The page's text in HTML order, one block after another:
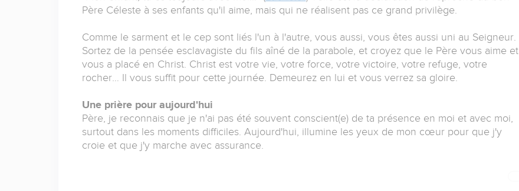
Père Céleste à ses enfants qu'il aime, mais qui ne réalisent pas ce grand privilège.
Comme le sarment et le cep sont liés l'un à l'autre, vous aussi, vous êtes aussi uni au Seigneur.
Sortez de la pensée esclavagiste du fils aîné de la parabole, et croyez que le Père vous aime et
vous a placé en Christ. Christ est votre vie, votre force, votre victoire, votre refuge, votre
rocher… Il vous suffit pour cette journée. Demeurez en lui et vous verrez sa gloire.
Une prière pour aujourd'hui
Père, je reconnais que je n'ai pas été souvent conscient(e) de ta présence en moi et avec moi,
surtout dans les moments difficiles. Aujourd'hui, illumine les yeux de mon cœur pour que j'y
croie et que j'y marche avec assurance.